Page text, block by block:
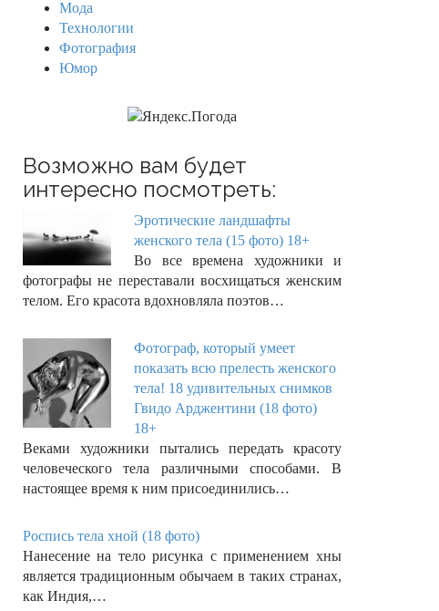
Мода
Технологии
Фотография
Юмор
Возможно вам будет
интересно посмотреть:
Эротические ландшафты
женского тела (15 фото) 18+
Во все времена художники и
фотографы не переставали восхищаться женским
телом. Его красота вдохновляла поэтов…
Фотограф, который умеет
показать всю прелесть женского
тела! 18 удивительных снимков
Гвидо Арджентини (18 фото)
18+
Веками художники пытались передать красоту
человеческого тела различными способами. В
настоящее время к ним присоединились…
Роспись тела хной (18 фото)
Нанесение на тело рисунка с применением хны
является традиционным обычаем в таких странах,
как Индия,…